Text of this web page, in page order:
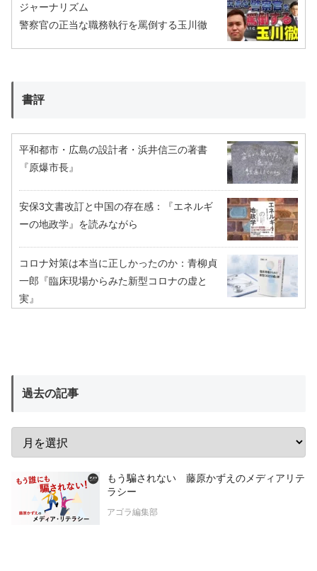
ジャーナリズム
警察官の正当な職務執行を罵倒する玉川徹
書評
平和都市・広島の設計者・浜井信三の著書
『原爆市長』
安保3文書改訂と中国の存在感：『エネルギ
ーの地政学』を読みながら
コロナ対策は本当に正しかったのか：青柳貞
一郎『臨床現場からみた新型コロナの虚と
実』
過去の記事
もう騙されない 藤原かずえのメディアリテ
ラシー
アゴラ編集部